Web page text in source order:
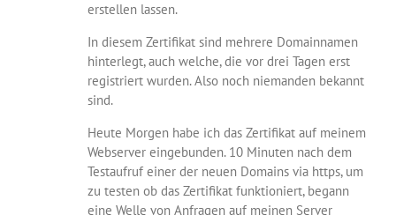
erstellen lassen.
In diesem Zertifikat sind mehrere Domainnamen
hinterlegt, auch welche, die vor drei Tagen erst
registriert wurden. Also noch niemanden bekannt
sind.
Heute Morgen habe ich das Zertifikat auf meinem
Webserver eingebunden. 10 Minuten nach dem
Testaufruf einer der neuen Domains via https, um
zu testen ob das Zertifikat funktioniert, begann
eine Welle von Anfragen auf meinen Server